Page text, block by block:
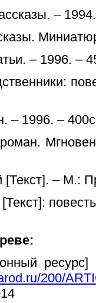
– 1994.
– 1996. –
1996. –
– М.:
200/